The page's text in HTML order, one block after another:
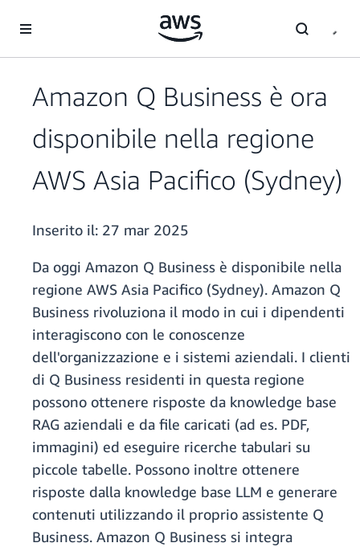
Amazon Q Business è ora
disponibile nella regione
AWS Asia Pacifico (Sydney)
Inserito il: 27 mar 2025
Da oggi Amazon Q Business è disponibile nella
regione AWS Asia Pacifico (Sydney). Amazon Q
Business rivoluziona il modo in cui i dipendenti
interagiscono con le conoscenze
dell'organizzazione e i sistemi aziendali. I clienti
di Q Business residenti in questa regione
possono ottenere risposte da knowledge base
RAG aziendali e da file caricati (ad es. PDF,
immagini) ed eseguire ricerche tabulari su
piccole tabelle. Possono inoltre ottenere
risposte dalla knowledge base LLM e generare
contenuti utilizzando il proprio assistente Q
Business. Amazon Q Business si integra